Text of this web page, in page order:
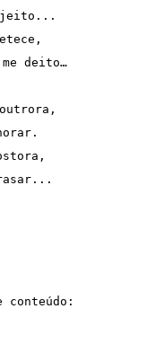
jeito...
deito…
outrora,
conteúdo: